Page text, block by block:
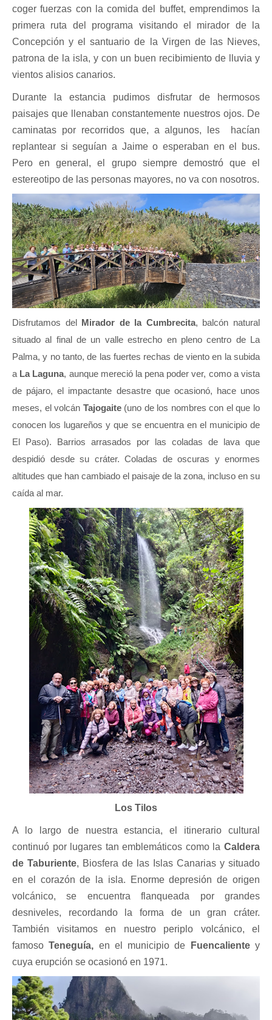
coger fuerzas con la comida del buffet, emprendimos la
primera ruta del programa visitando el mirador de la
Concepción y el santuario de la Virgen de las Nieves,
patrona de la isla, y con un buen recibimiento de lluvia y
vientos alisios canarios.
Durante la estancia pudimos disfrutar de hermosos
paisajes que llenaban constantemente nuestros ojos. De
caminatas por recorridos que, a algunos, les
hacían
replantear si seguían a Jaime o esperaban en el bus.
Pero en general, el grupo siempre demostró que el
estereotipo de las personas mayores, no va con nosotros.
Disfrutamos del Mirador de la Cumbrecita, balcón natural
situado al final de un valle estrecho en pleno centro de La
Palma, y no tanto, de las fuertes rechas de viento en la subida
a La Laguna, aunque mereció la pena poder ver, como a vista
de pájaro, el impactante desastre que ocasionó, hace unos
meses, el volcán Tajogaite(uno de los nombres con el que lo
conocen los lugareños y que se encuentra en el municipio de
El Paso). Barrios arrasados por las coladas de lava que
despidió desde su cráter. Coladas de oscuras y enormes
altitudes que han cambiado el paisaje de la zona, incluso en su
caída al mar.
Los Tilos
A lo largo de nuestra estancia, el itinerario cultural
continuó por lugares tan emblemáticos como la Caldera
de Taburiente, Biosfera de las Islas Canarias y situado
en el corazón de la isla. Enorme depresión de origen
volcánico, se encuentra flanqueada por grandes
desniveles, recordando la forma de un gran cráter.
También visitamos en nuestro periplo volcánico, el
famosoTeneguía, en el municipio de Fuencalientey
cuya erupción se ocasionó en 1971.